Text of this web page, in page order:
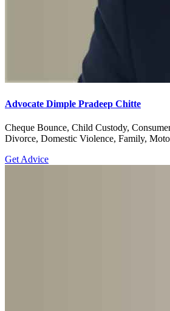
Advocate Dimple Pradeep Chitte
Cheque Bounce, Child Custody,
Divorce, Domestic Violence, Family,
Get Advice